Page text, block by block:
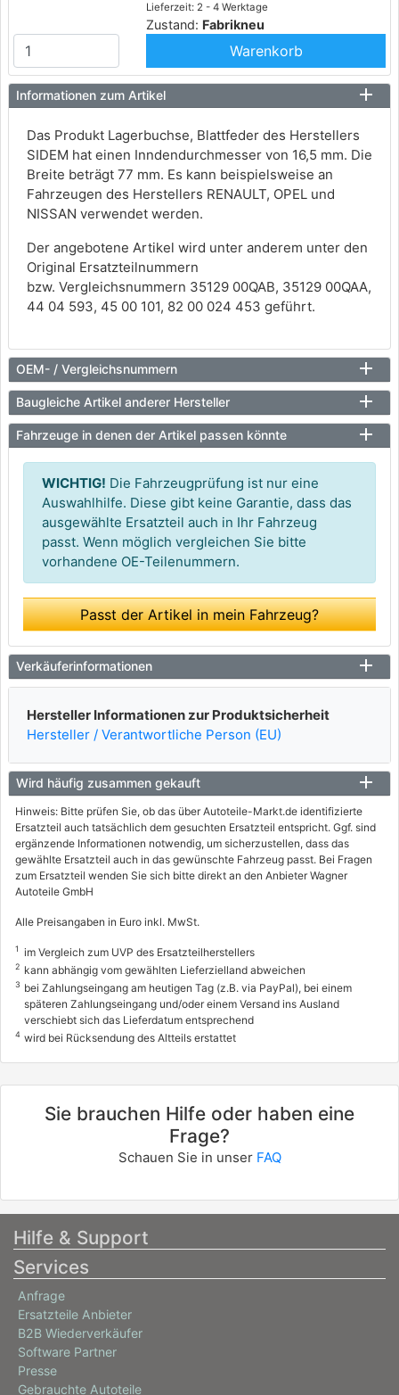
Lieferzeit: 2 - 4 Werktage
Zustand: Fabrikneu
Warenkorb
Informationen zum Artikel
Das Produkt Lagerbuchse, Blattfeder des Herstellers
SIDEM hat einen Inndendurchmesser von 16,5 mm. Die
Breite beträgt 77 mm. Es kann beispielsweise an
Fahrzeugen des Herstellers RENAULT, OPEL und
NISSAN verwendet werden.
Der angebotene Artikel wird unter anderem unter den
Original Ersatzteilnummern
bzw. Vergleichsnummern 35129 00QAB, 35129 00QAA,
44 04 593, 45 00 101, 82 00 024 453 geführt.
OEM- / Vergleichsnummern
Baugleiche Artikel anderer Hersteller
Fahrzeuge in denen der Artikel passen könnte
WICHTIG! Die Fahrzeugprüfung ist nur eine
Auswahlhilfe. Diese gibt keine Garantie, dass das
ausgewählte Ersatzteil auch in Ihr Fahrzeug
passt. Wenn möglich vergleichen Sie bitte
vorhandene OE-Teilenummern.
Passt der Artikel in mein Fahrzeug?
Verkäuferinformationen
Hersteller Informationen zur Produktsicherheit
Hersteller / Verantwortliche Person (EU)
Wird häufig zusammen gekauft
Hinweis: Bitte prüfen Sie, ob das über Autoteile-Markt.de identifizierte
Ersatzteil auch tatsächlich dem gesuchten Ersatzteil entspricht. Ggf. sind
ergänzende Informationen notwendig, um sicherzustellen, dass das
gewählte Ersatzteil auch in das gewünschte Fahrzeug passt. Bei Fragen
zum Ersatzteil wenden Sie sich bitte direkt an den Anbieter Wagner
Autoteile GmbH
Alle Preisangaben in Euro inkl. MwSt.
1 im Vergleich zum UVP des Ersatzteilherstellers
2 kann abhängig vom gewählten Lieferzielland abweichen
3 bei Zahlungseingang am heutigen Tag (z.B. via PayPal), bei einem
späteren Zahlungseingang und/oder einem Versand ins Ausland
verschiebt sich das Lieferdatum entsprechend
4 wird bei Rücksendung des Altteils erstattet
Sie brauchen Hilfe oder haben eine
Frage?
Schauen Sie in unser FAQ
Hilfe & Support
Services
Anfrage
Ersatzteile Anbieter
B2B Wiederverkäufer
Software Partner
Presse
Gebrauchte Autoteile